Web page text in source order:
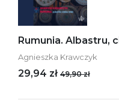
Rumunia. Albastru,
Agnieszka Krawczyk
29,94 zł 49,90 zł